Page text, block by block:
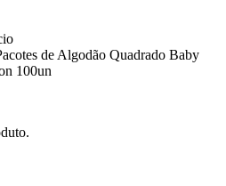
de Algodão Quadrado Baby
100un